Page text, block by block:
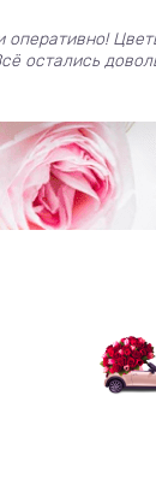
оперативно!
остались